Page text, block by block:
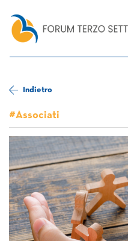
Indietro
#Associati